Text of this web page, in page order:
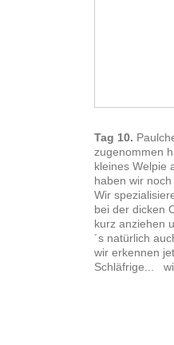
Tag 10.
zugenommen
kleines Welpie
haben wir
Wir
bei der dicken
kurz anziehen
´s natürlich
wir erkennen
Schläfrige...